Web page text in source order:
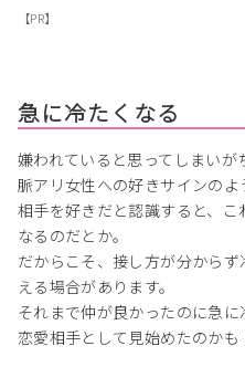
【PR】
急に冷たくなる
嫌われていると思ってしまい
脈アリ女性への好きサインのよ
相手を好きだと認識すると、
なるのだとか。
だからこそ、接し方が分から
える場合があります。
それまで仲が良かったのに急
恋愛相手として見始めたのかも